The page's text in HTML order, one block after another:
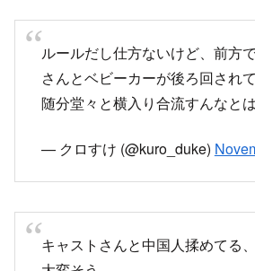
— クロすけ (@kuro_duke)
キャストさんと中国人揉めてる
— mei/ 11.14海 (@_m1e0i3)